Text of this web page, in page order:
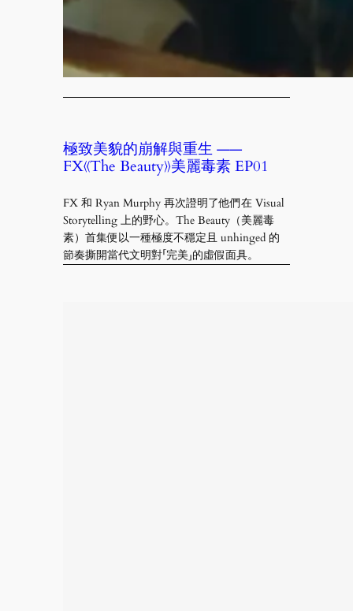
極致美貌的崩解與重生 ——
FX《The Beauty》美麗毒素 EP01
FX 和 Ryan Murphy 再次證明了他們在 Visual
Storytelling 上的野心。The Beauty（美麗毒
素）首集便以一種極度不穩定且 unhinged 的
節奏撕開當代文明對「完美」的虛假面具。